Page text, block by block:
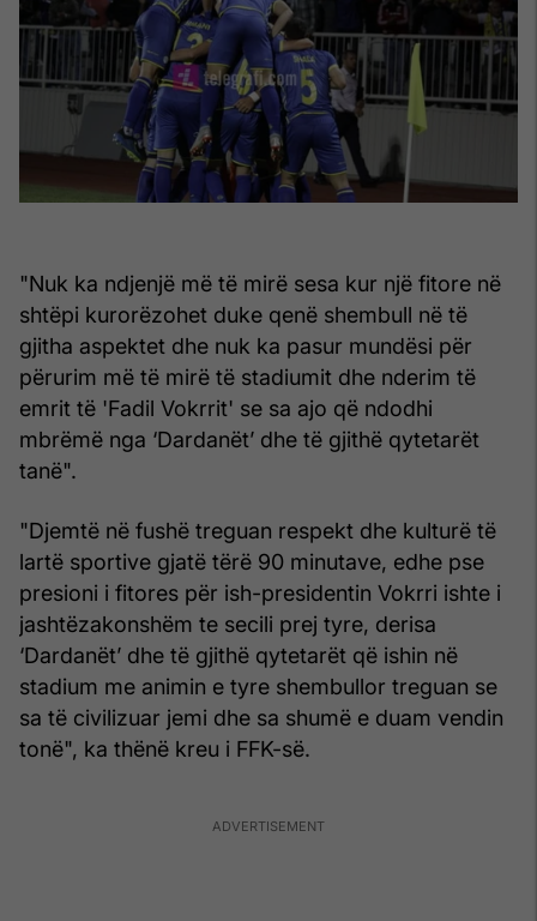
"Nuk ka ndjenjë më të mirë sesa kur një fitore në
shtëpi kurorëzohet duke qenë shembull në të
gjitha aspektet dhe nuk ka pasur mundësi për
përurim më të mirë të stadiumit dhe nderim të
emrit të 'Fadil Vokrrit' se sa ajo që ndodhi
mbrëmë nga ‘Dardanët’ dhe të gjithë qytetarët
tanë".
"Djemtë në fushë treguan respekt dhe kulturë të
lartë sportive gjatë tërë 90 minutave, edhe pse
presioni i fitores për ish-presidentin Vokrri ishte i
jashtëzakonshëm te secili prej tyre, derisa
‘Dardanët’ dhe të gjithë qytetarët që ishin në
stadium me animin e tyre shembullor treguan se
sa të civilizuar jemi dhe sa shumë e duam vendin
tonë", ka thënë kreu i FFK-së.